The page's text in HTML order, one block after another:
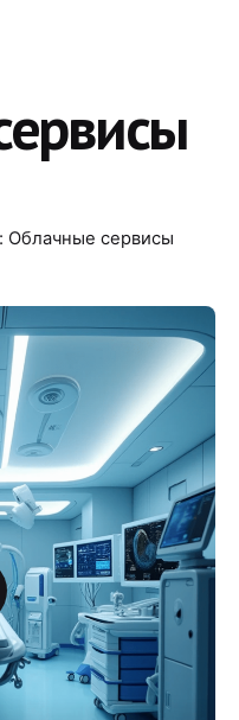
Облачные сервисы